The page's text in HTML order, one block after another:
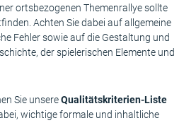
ortsbezogenen Themenrallye sollte
Achten Sie dabei auf allgemeine
Fehler sowie auf die Gestaltung und
der spielerischen Elemente und
Sie unsereQualitätskriterien-Liste
wichtige formale und inhaltliche